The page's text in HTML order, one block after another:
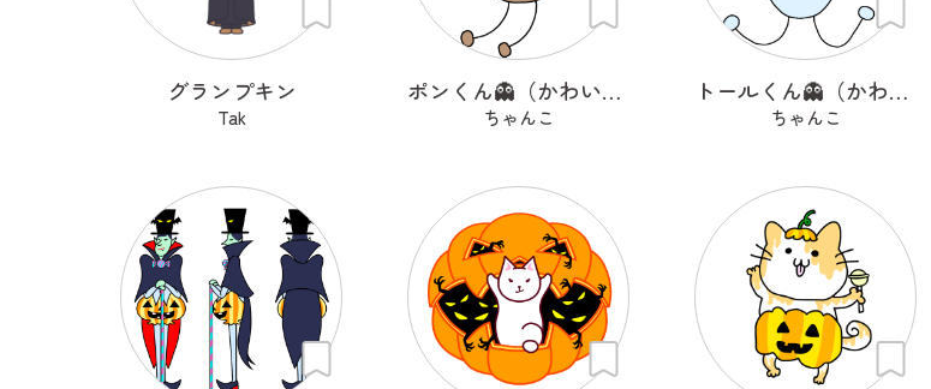
グランプキン
Tak
ポンくん👻（かわいいオバケ）
ちゃんこ
トールくん👻（かわいいオバケ）
ちゃんこ